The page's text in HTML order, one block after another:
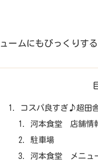
ームにもびっくりする
コスパ良すぎ♪超田
河本食堂 店舗情
駐車場
河本食堂 メニュ